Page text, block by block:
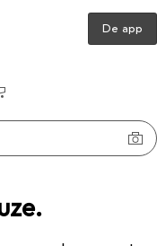
De app
RF